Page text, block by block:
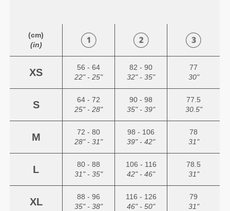
(cm)
(in)
XS
56 - 64
22" - 25"
82 - 90
32" - 35"
77
30"
S
64 - 72
25" - 28"
90 - 98
35" - 39"
77.5
30.5"
M
72 - 80
28" - 31"
98 - 106
39" - 42"
78
31"
L
80 - 88
31" - 35"
106 - 116
42" - 46"
78.5
31"
XL
88 - 96
35" - 38"
116 - 126
46" - 50"
79
31"